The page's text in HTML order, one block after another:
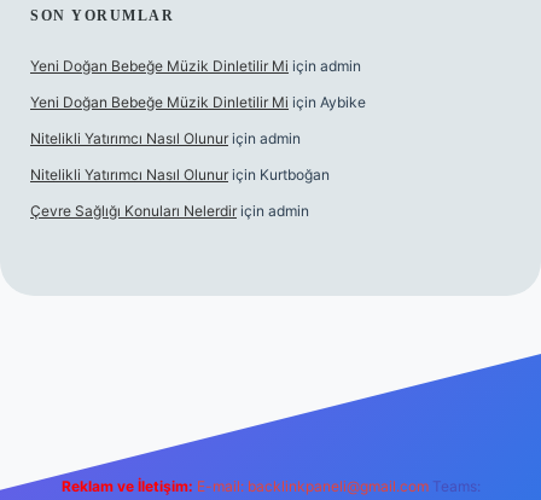
SON YORUMLAR
Yeni Doğan Bebeğe Müzik Dinletilir Mi için admin
Yeni Doğan Bebeğe Müzik Dinletilir Mi için Aybike
Nitelikli Yatırımcı Nasıl Olunur için admin
Nitelikli Yatırımcı Nasıl Olunur için Kurtboğan
Çevre Sağlığı Konuları Nelerdir için admin
Reklam ve İletişim: E-mail: backlinkpaneli@gmail.com Teams: